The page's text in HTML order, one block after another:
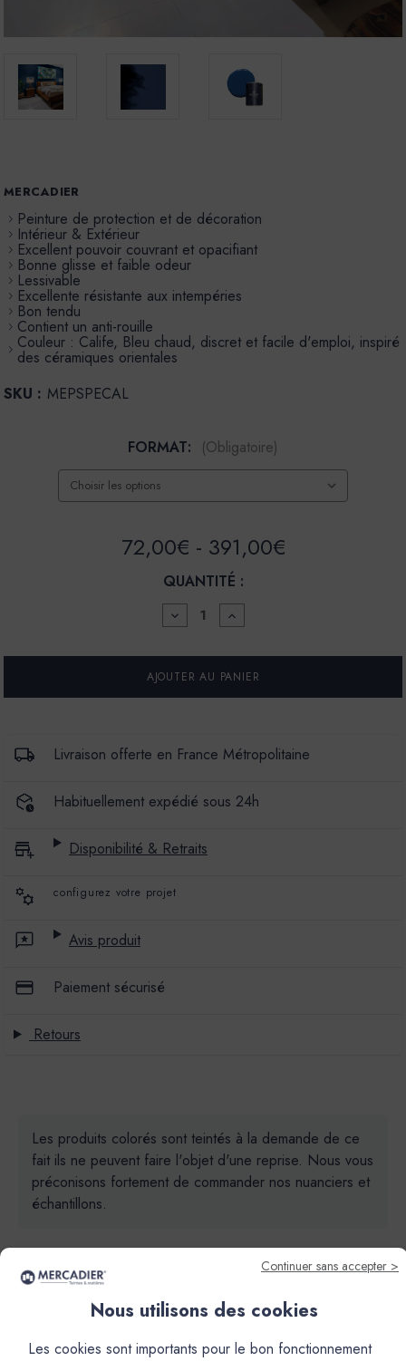
MERCADIER
Peinture de protection et de décoration
Intérieur & Extérieur
Excellent pouvoir couvrant et opacifiant
Bonne glisse et faible odeur
Lessivable
Excellente résistante aux intempéries
Bon tendu
Contient un anti-rouille
Couleur : Calife, Bleu chaud, discret et facile d'emploi, inspiré
des céramiques orientales
SKU : MEPSPECAL
FORMAT: (Obligatoire)
72,00€ - 391,00€
QUANTITÉ :
DIMINUER
LA
POUR
LA
-
BRILLANT
-
AUGMENTER
LA
POUR
LA
-
BRILLANT
-
Livraison offerte en France Métropolitaine
Habituellement expédié sous 24h
Disponibilité & Retraits
configurez votre projet
Avis produit
Paiement sécurisé
Retours
Les produits colorés sont teintés à la demande de ce
fait ils ne peuvent faire l'objet d'une reprise. Nous vous
préconisons fortement de commander nos nuanciers et
échantillons.
Descriptif
Continuer sans accepter >
Nous utilisons des cookies
Les cookies sont importants pour le bon fonctionnement